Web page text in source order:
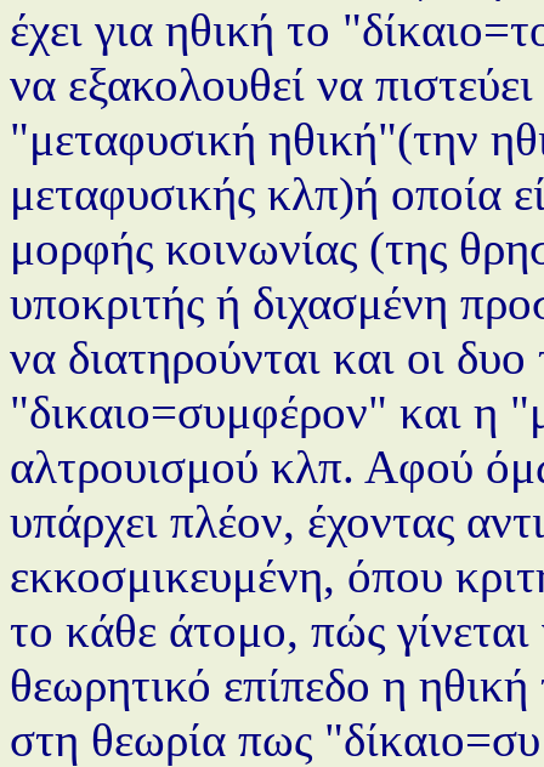
έχει για ηθική το
να εξακολουθεί να
"μεταφυσική ηθική"(την
μεταφυσικής κλπ)ή οποία
μορφής κοινωνίας (της
υποκριτής ή διχασμένη
να διατηρούνται και οι
"δικαιο=συμφέρον" και η
αλτρουισμού κλπ. Αφού
υπάρχει πλέον, έχοντας
εκκοσμικευμένη, όπου
το κάθε άτομο, πώς γίνεται
θεωρητικό επίπεδο η ηθική
στη θεωρία πως